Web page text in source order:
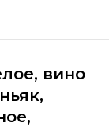
вино